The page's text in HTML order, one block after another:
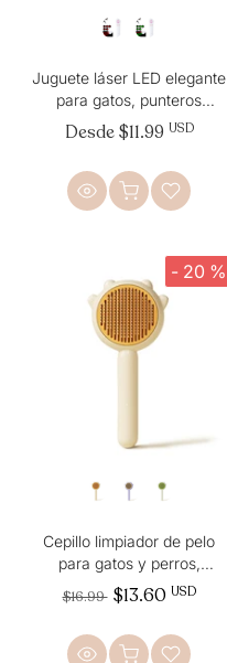
Juguete láser LED elegante
para gatos, punteros
proyectados aptos para
felinos
Desde $11.99 USD
- 20 %
Cepillo limpiador de pelo
para gatos y perros,
herramienta de aseo eficaz
para pelo largo y corto
$16.99 $13.60 USD